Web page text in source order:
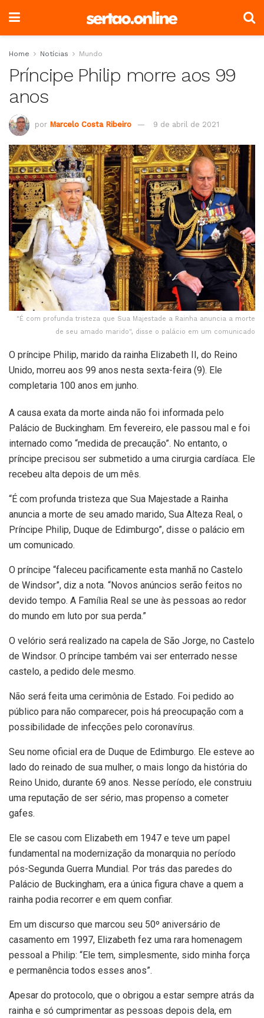
Home Notícias Mundo
Príncipe Philip morre aos 99
anos
por Marcelo Costa Ribeiro 9 de abril de 2021
"É com profunda tristeza que Sua Majestade a Rainha anuncia a morte
de seu amado marido", disse o palácio em um comunicado
O príncipe Philip, marido da rainha Elizabeth II, do Reino
Unido, morreu aos 99 anos nesta sexta-feira (9). Ele
completaria 100 anos em junho.
A causa exata da morte ainda não foi informada pelo
Palácio de Buckingham. Em fevereiro, ele passou mal e foi
internado como “medida de precaução”. No entanto, o
príncipe precisou ser submetido a uma cirurgia cardíaca. Ele
recebeu alta depois de um mês.
“É com profunda tristeza que Sua Majestade a Rainha
anuncia a morte de seu amado marido, Sua Alteza Real, o
Príncipe Philip, Duque de Edimburgo”, disse o palácio em
um comunicado.
O príncipe “faleceu pacificamente esta manhã no Castelo
de Windsor”, diz a nota. “Novos anúncios serão feitos no
devido tempo. A Família Real se une às pessoas ao redor
do mundo em luto por sua perda.”
O velório será realizado na capela de São Jorge, no Castelo
de Windsor. O príncipe também vai ser enterrado nesse
castelo, a pedido dele mesmo.
Não será feita uma cerimônia de Estado. Foi pedido ao
público para não comparecer, pois há preocupação com a
possibilidade de infecções pelo coronavírus.
Seu nome oficial era de Duque de Edimburgo. Ele esteve ao
lado do reinado de sua mulher, o mais longo da história do
Reino Unido, durante 69 anos. Nesse período, ele construiu
uma reputação de ser sério, mas propenso a cometer
gafes.
Ele se casou com Elizabeth em 1947 e teve um papel
fundamental na modernização da monarquia no período
pós-Segunda Guerra Mundial. Por trás das paredes do
Palácio de Buckingham, era a única figura chave a quem a
rainha podia recorrer e em quem confiar.
Em um discurso que marcou seu 50º aniversário de
casamento em 1997, Elizabeth fez uma rara homenagem
pessoal a Philip: “Ele tem, simplesmente, sido minha força
e permanência todos esses anos”.
Apesar do protocolo, que o obrigou a estar sempre atrás da
rainha e só cumprimentar as pessoas depois dela, em